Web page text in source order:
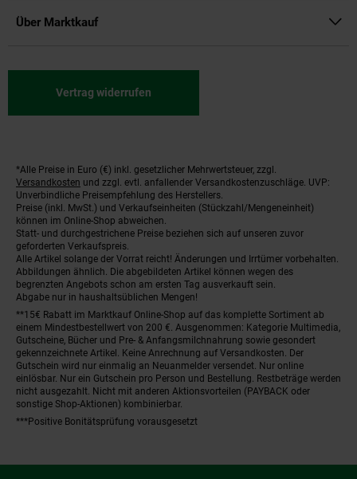
Über Marktkauf
Vertrag widerrufen
Fußnoten
*Alle Preise in Euro (€) inkl. gesetzlicher Mehrwertsteuer, zzgl.
Versandkosten und zzgl. evtl. anfallender Versandkostenzuschläge. UVP:
Unverbindliche Preisempfehlung des Herstellers.
Preise (inkl. MwSt.) und Verkaufseinheiten (Stückzahl/Mengeneinheit)
können im Online-Shop abweichen.
Statt- und durchgestrichene Preise beziehen sich auf unseren zuvor
geforderten Verkaufspreis.
Alle Artikel solange der Vorrat reicht! Änderungen und Irrtümer vorbehalten.
Abbildungen ähnlich. Die abgebildeten Artikel können wegen des
begrenzten Angebots schon am ersten Tag ausverkauft sein.
Abgabe nur in haushaltsüblichen Mengen!
**15€ Rabatt im Marktkauf Online-Shop auf das komplette Sortiment ab
einem Mindestbestellwert von 200 €. Ausgenommen: Kategorie Multimedia,
Gutscheine, Bücher und Pre- & Anfangsmilchnahrung sowie gesondert
gekennzeichnete Artikel. Keine Anrechnung auf Versandkosten. Der
Gutschein wird nur einmalig an Neuanmelder versendet. Nur online
einlösbar. Nur ein Gutschein pro Person und Bestellung. Restbeträge werden
nicht ausgezahlt. Nicht mit anderen Aktionsvorteilen (PAYBACK oder
sonstige Shop-Aktionen) kombinierbar.
***Positive Bonitätsprüfung vorausgesetzt